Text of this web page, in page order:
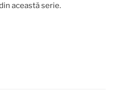
această serie.